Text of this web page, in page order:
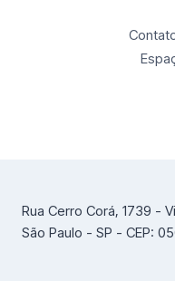
Rua Cerro Corá, 1739 -
São Paulo - SP - CEP: